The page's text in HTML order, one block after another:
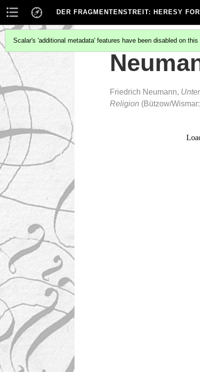
DER FRAGMENTENSTREIT: HERESY
Scalar's 'additional metadata' features have been disabled on this
Friedrich Neumann,
Religion (Bützow/